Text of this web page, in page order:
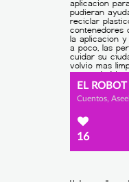
Cuentos, Aseel
16